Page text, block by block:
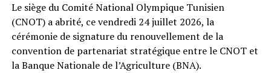
Le siège du Comité National Olympique Tunisien
(CNOT) a abrité, ce vendredi 24 juillet 2026, la
cérémonie de signature du renouvellement de la
convention de partenariat stratégique entre le CNOT et
la Banque Nationale de l’Agriculture (BNA).